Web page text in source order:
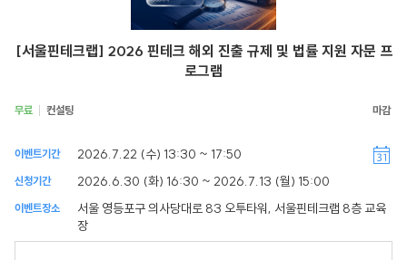
[서울핀테크랩] 2026 핀테크 해외 진출 규제 및 법률 지원 자문 프
로그램
무료 컨설팅
이벤트기간 2026.7.22 (수) 13:30 ~ 17:50
신청기간 2026.6.30 (화) 16:30 ~ 2026.7.13 (월) 15:00
이벤트장소
서울 영등포구 의사당대로 83 오투타워, 서울핀테크랩 8층 교육
장